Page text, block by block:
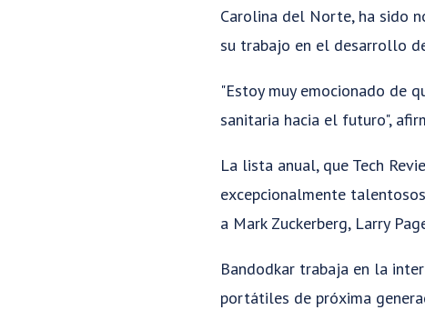
Carolina del Norte, ha sido
su trabajo en el desarrollo
"Estoy muy emocionado de
sanitaria hacia el futuro",
La lista anual, que Tech
excepcionalmente
a Mark Zuckerberg, Larry
Bandodkar trabaja en la
portátiles de próxima